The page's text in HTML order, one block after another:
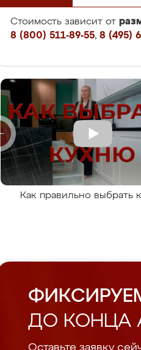
Стоимость зависит от
8 (800) 511-89-55, 8 (495)
Как правильно выбрать
ДО КОНЦА
Оставьте заявку